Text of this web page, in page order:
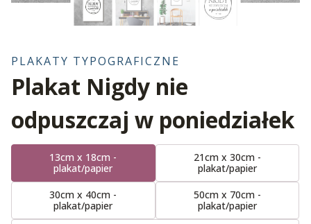
PLAKATY TYPOGRAFICZNE
Plakat Nigdy nie
odpuszczaj w poniedziałek
13cm x 18cm -
plakat/papier
21cm x 30cm -
plakat/papier
30cm x 40cm -
plakat/papier
50cm x 70cm -
plakat/papier